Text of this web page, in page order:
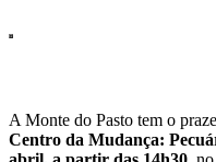
A Monte do Pasto tem o
Centro da Mudança: